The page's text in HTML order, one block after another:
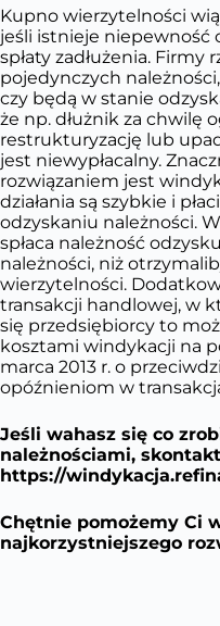
Kupno wierzytelności
jeśli istnieje niepewność
spłaty zadłużenia.
pojedynczych
czy będą w stanie
że np. dłużnik za chwilę
restrukturyzację lub
jest niewypłacalny.
rozwiązaniem jest
działania są szybkie i
odzyskaniu należności.
spłaca należność
należności, niż
wierzytelności.
transakcji handlowej, w
się przedsiębiorcy to
kosztami windykacji na
marca 2013 r. o
opóźnieniom w
Jeśli wahasz się co
należnościami,
https://
Chętnie pomożemy Ci
najkorzystniejszego